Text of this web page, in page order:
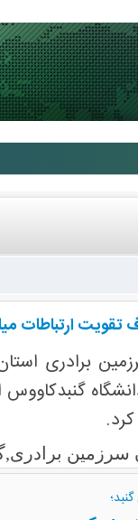
برادری
سرزمین